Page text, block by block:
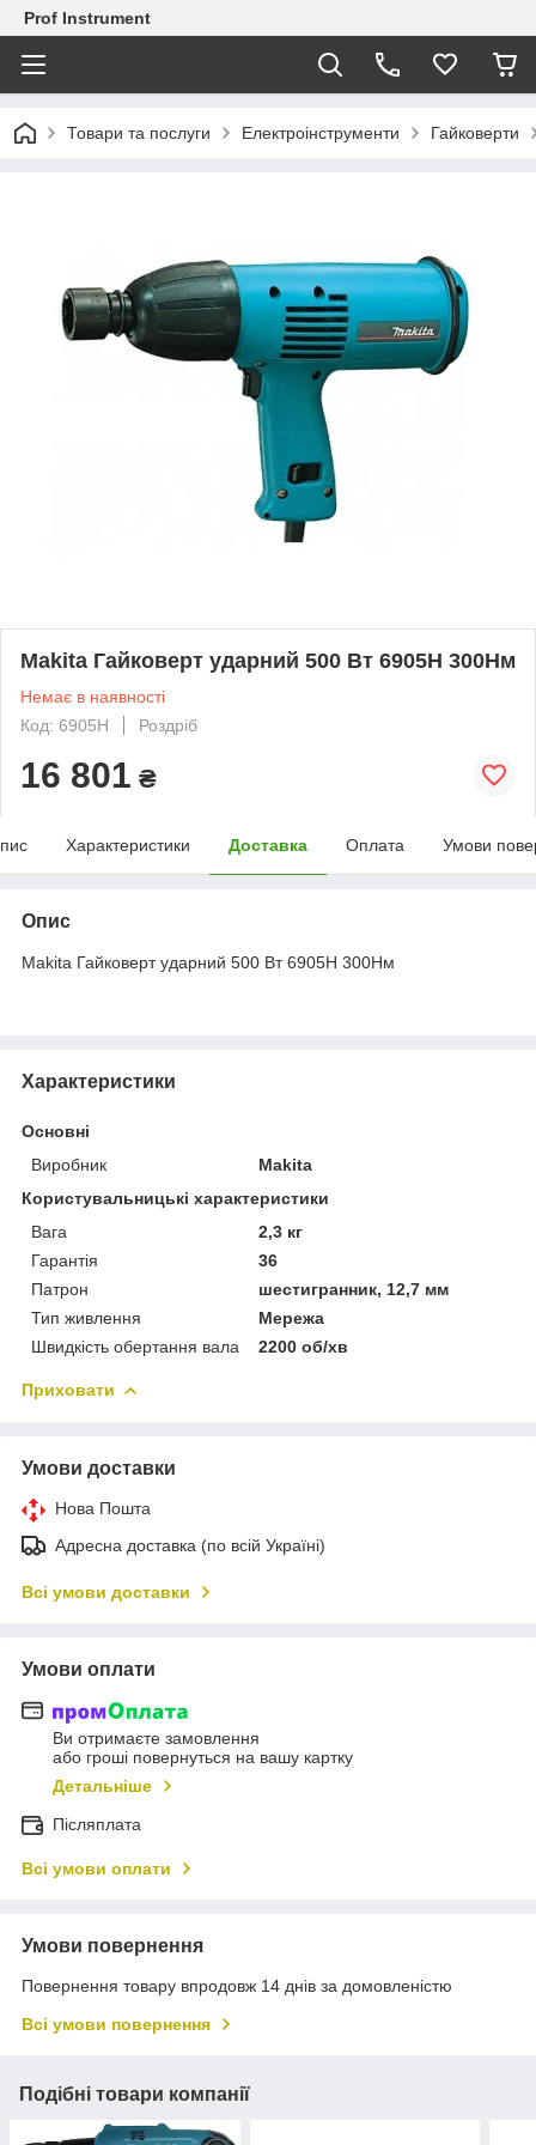
Prof Instrument
Товари та послуги Електроінструменти Гайковерти
Makita Гайковерт ударний 500 Вт 6905Н 300Нм
Немає в наявності
Код: 6905H
Роздріб
16 801 ₴
Характеристики Доставка Оплата Умови
Опис
Makita Гайковерт ударний 500 Вт 6905Н 300Нм
Характеристики
Основні
Виробник
Makita
Користувальницькі характеристики
Вага
2,3 кг
Гарантія
36
Патрон
шестигранник, 12,7 мм
Тип живлення
Мережа
Швидкість обертання вала
2200 об/хв
Приховати
Умови доставки
Нова Пошта
Адресна доставка (по всій Україні)
Всі умови доставки
Умови оплати
Ви отримаєте замовлення
або гроші повернуться на вашу картку
Детальніше
Післяплата
Всі умови оплати
Умови повернення
Повернення товару впродовж 14 днів за домовленістю
Всі умови повернення
Подібні товари компанії